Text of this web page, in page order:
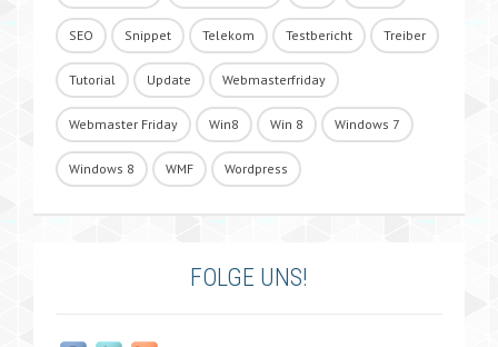
SEO Snippet Telekom Testbericht Treiber
Tutorial Update Webmasterfriday
Webmaster Friday Win8 Win 8 Windows 7
Windows 8 WMF Wordpress
FOLGE UNS!